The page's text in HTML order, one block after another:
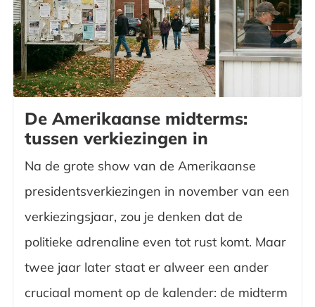
De Amerikaanse midterms:
tussen verkiezingen in
Na de grote show van de Amerikaanse
presidentsverkiezingen in november van een
verkiezingsjaar, zou je denken dat de
politieke adrenaline even tot rust komt. Maar
twee jaar later staat er alweer een ander
cruciaal moment op de kalender: de midterm